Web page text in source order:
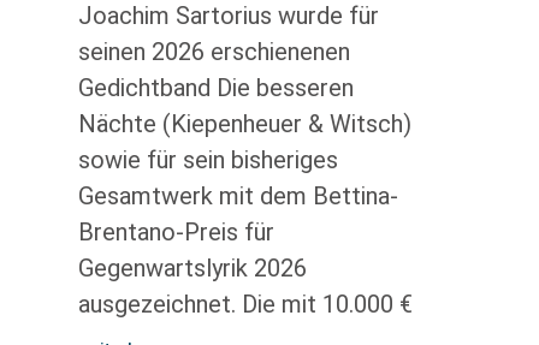
Joachim Sartorius wurde für
seinen 2026 erschienenen
Gedichtband Die besseren
Nächte (Kiepenheuer & Witsch)
sowie für sein bisheriges
Gesamtwerk mit dem Bettina-
Brentano-Preis für
Gegenwartslyrik 2026
ausgezeichnet. Die mit 10.000 €